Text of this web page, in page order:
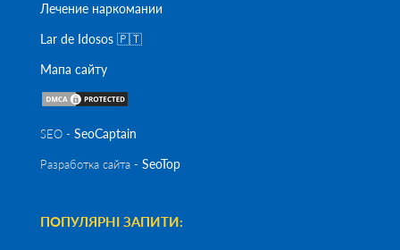
Лечение наркомании
Lar de Idosos 🇵🇹
Мапа сайту
SEO - SeoСaptain
Разработка сайта - SeoTop
ПОПУЛЯРНІ ЗАПИТИ: